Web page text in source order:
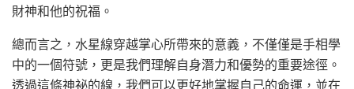
財神和他的祝福。
總而言之，水星線穿越掌心所帶來的意義，不僅僅是手相學
中的一個符號，更是我們理解自身潛力和優勢的重要途徑。
透過這條神祕的線，我們可以更好地掌握自己的命運，並在